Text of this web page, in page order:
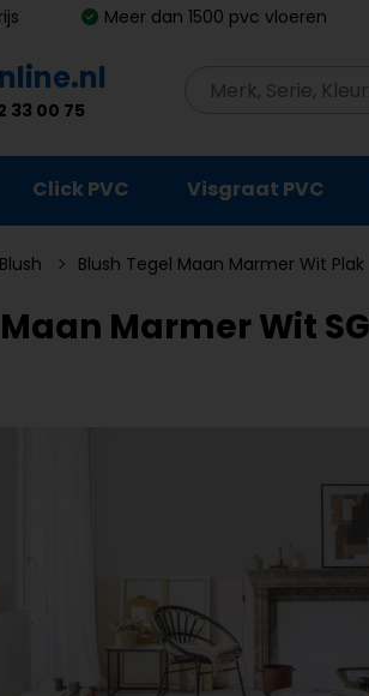
Meer dan 1500 pvc vloeren
33 00 75
Click PVC Visgraat PVC
Blush Blush Tegel Maan Marmer Wit Plak
Marmer Wit